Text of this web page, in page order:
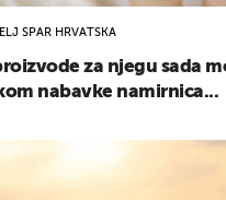
SPAR HRVATSKA
za njegu sada
nabavke namirnica...